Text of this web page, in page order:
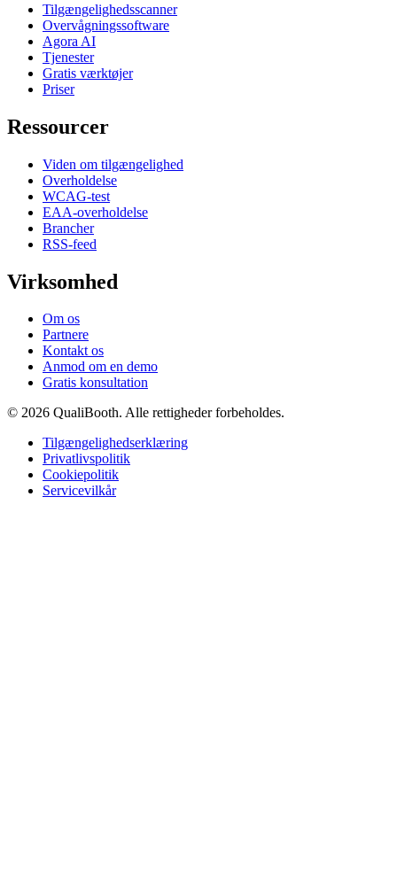
Tilgængelighedsscanner
Overvågningssoftware
Agora AI
Tjenester
Gratis værktøjer
Priser
Ressourcer
Viden om tilgængelighed
Overholdelse
WCAG-test
EAA-overholdelse
Brancher
RSS-feed
Virksomhed
Om os
Partnere
Kontakt os
Anmod om en demo
Gratis konsultation
© 2026 QualiBooth. Alle rettigheder forbeholdes.
Tilgængelighedserklæring
Privatlivspolitik
Cookiepolitik
Servicevilkår